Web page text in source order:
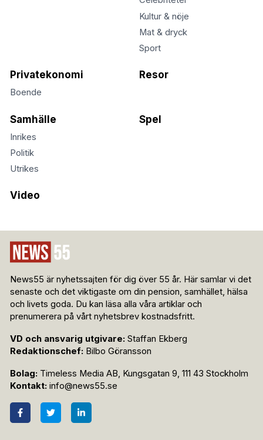
Kultur & nöje
Mat & dryck
Sport
Privatekonomi
Boende
Resor
Samhälle
Inrikes
Politik
Utrikes
Spel
Video
News55 är nyhetssajten för dig över 55 år. Här samlar vi det
senaste och det viktigaste om din pension, samhället, hälsa
och livets goda. Du kan läsa alla våra artiklar och
prenumerera på vårt nyhetsbrev kostnadsfritt.
VD och ansvarig utgivare: Staffan Ekberg
Redaktionschef: Bilbo Göransson
Bolag: Timeless Media AB, Kungsgatan 9, 111 43 Stockholm
Kontakt: info@news55.se